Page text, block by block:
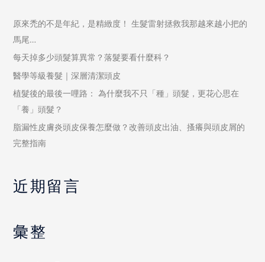
原來禿的不是年紀，是精緻度！ 生髮雷射拯救我那越來越小把的
馬尾…
每天掉多少頭髮算異常？落髮要看什麼科？
醫學等級養髮｜深層清潔頭皮
植髮後的最後一哩路： 為什麼我不只「種」頭髮，更花心思在
「養」頭髮？
脂漏性皮膚炎頭皮保養怎麼做？改善頭皮出油、搔癢與頭皮屑的
完整指南
近期留言
彙整